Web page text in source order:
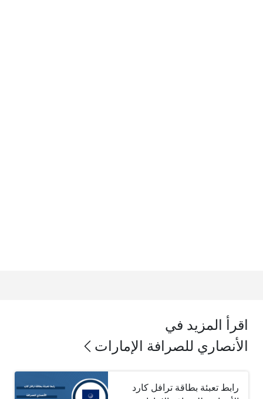
اقرأ المزيد في
الأنصاري للصرافة الإمارات
رابط تعبئة بطاقة ترافل كارد